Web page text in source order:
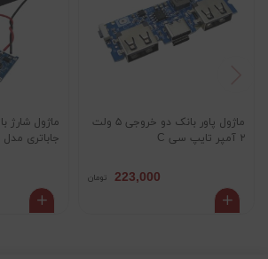
ماژول پاور بانک دو خروجی ۵ ولت
۲ آمپر تایپ سی C
223,000 تومان
ماژول شارژ
جاباتری مدل ۴۰۵۶